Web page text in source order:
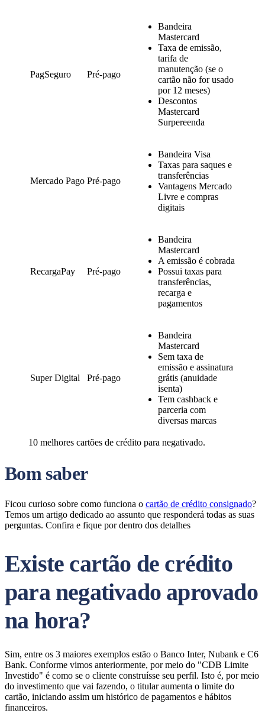
PagSeguro Pré-pago
Bandeira
Mastercard
Taxa de emissão,
tarifa de
manutenção (se o
cartão não for usado
por 12 meses)
Descontos
Mastercard
Surpereenda
Mercado Pago Pré-pago
Bandeira Visa
Taxas para saques e
transferências
Vantagens Mercado
Livre e compras
digitais
RecargaPay Pré-pago
Bandeira
Mastercard
A emissão é cobrada
Possui taxas para
transferências,
recarga e
pagamentos
Super Digital Pré-pago
Bandeira
Mastercard
Sem taxa de
emissão e assinatura
grátis (anuidade
isenta)
Tem cashback e
parceria com
diversas marcas
10 melhores cartões de crédito para negativado.
Bom saber
Ficou curioso sobre como funciona o cartão de crédito consignado?
Temos um artigo dedicado ao assunto que responderá todas as suas
perguntas. Confira e fique por dentro dos detalhes
Existe cartão de crédito
para negativado aprovado
na hora?
Sim, entre os 3 maiores exemplos estão o Banco Inter, Nubank e C6
Bank. Conforme vimos anteriormente, por meio do "CDB Limite
Investido" é como se o cliente construísse seu perfil. Isto é, por meio
do investimento que vai fazendo, o titular aumenta o limite do
cartão, iniciando assim um histórico de pagamentos e hábitos
financeiros.